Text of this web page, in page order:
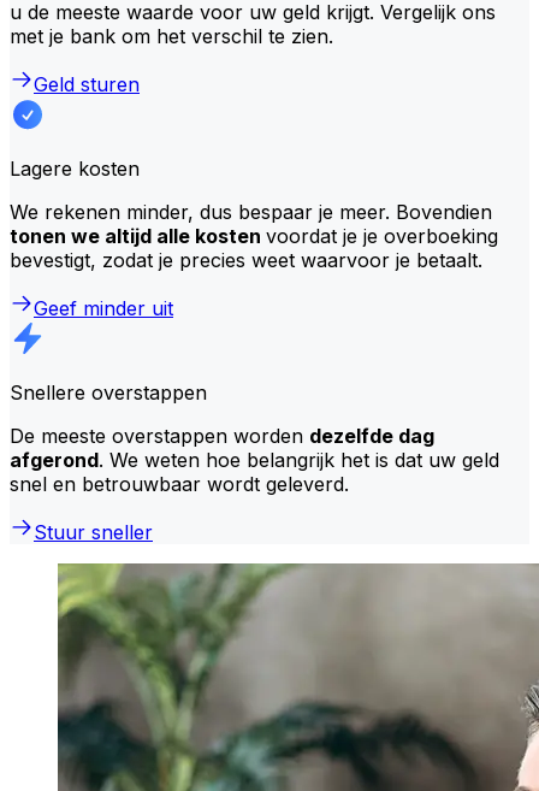
u de meeste waarde voor uw geld krijgt. Vergelijk ons
met je bank om het verschil te zien.
Geld sturen
Lagere kosten
We rekenen minder, dus bespaar je meer. Bovendien
tonen we altijd alle kosten voordat je je overboeking
bevestigt, zodat je precies weet waarvoor je betaalt.
Geef minder uit
Snellere overstappen
De meeste overstappen worden dezelfde dag
afgerond. We weten hoe belangrijk het is dat uw geld
snel en betrouwbaar wordt geleverd.
Stuur sneller